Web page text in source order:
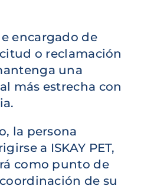
encargado de
o reclamación
una
más estrecha con
la persona
a ISKAY PET,
como punto de
de su